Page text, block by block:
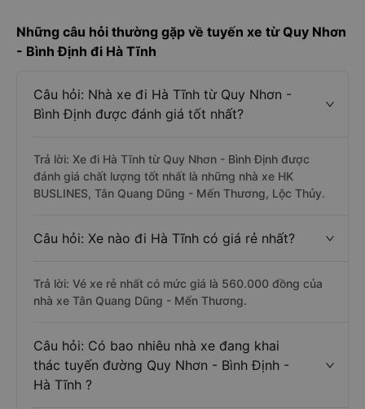
Những câu hỏi thường gặp về tuyến xe từ Quy Nhơn
- Bình Định đi Hà Tĩnh
Câu hỏi: Nhà xe đi Hà Tĩnh từ Quy Nhơn -
Bình Định được đánh giá tốt nhất?
Trả lời: Xe đi Hà Tĩnh từ Quy Nhơn - Bình Định được
đánh giá chất lượng tốt nhất là những nhà xe HK
BUSLINES, Tân Quang Dũng - Mến Thương, Lộc Thủy.
Câu hỏi: Xe nào đi Hà Tĩnh có giá rẻ nhất?
Trả lời: Vé xe rẻ nhất có mức giá là 560.000 đồng của
nhà xe Tân Quang Dũng - Mến Thương.
Câu hỏi: Có bao nhiêu nhà xe đang khai
thác tuyến đường Quy Nhơn - Bình Định -
Hà Tĩnh ?